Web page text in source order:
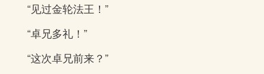
“见过金轮法王！”
“卓兄多礼！”
“这次卓兄前来？”